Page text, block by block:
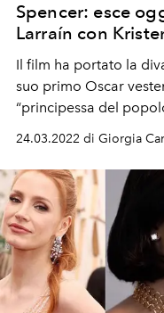
Spencer: esce
Larraín con
Il film ha portato la
suo primo Oscar
“principessa del
degli anni ’80,
l'amante di Carlo,
24.03.2022 di Giorgia